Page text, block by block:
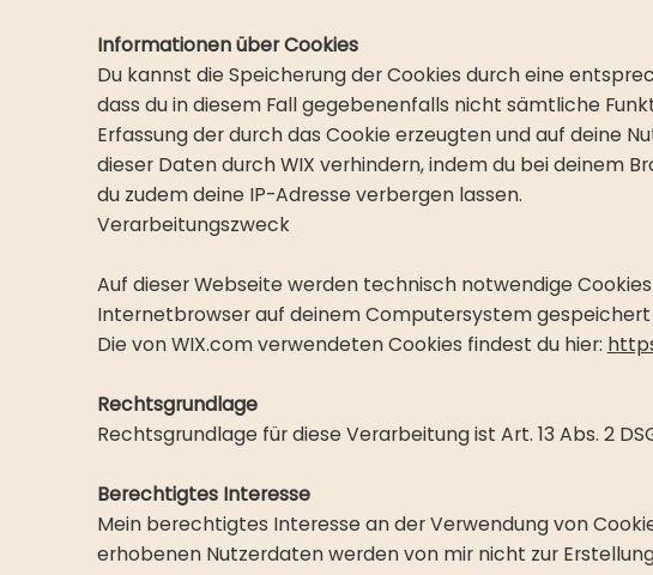
Informationen über Cookies
Du kannst die Speicherung der Cookies durch eine
dass du in diesem Fall gegebenenfalls nicht sämtliche
Erfassung der durch das Cookie erzeugten und auf deine
dieser Daten durch WIX verhindern, indem du bei deinem
du zudem deine IP-Adresse verbergen lassen.
Verarbeitungszweck
Auf dieser Webseite werden technisch notwendige
Internetbrowser auf deinem Computersystem gespeichert
Die von WIX.com verwendeten Cookies findest du hier:
Rechtsgrundlage
Rechtsgrundlage für diese Verarbeitung ist Art. 13 Abs. 2
Berechtigtes Interesse
Mein berechtigtes Interesse an der Verwendung von
erhobenen Nutzerdaten werden von mir nicht zur